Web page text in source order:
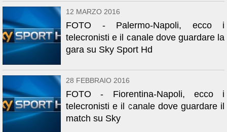
12 MARZO 2016
FOTO - Palermo-Napoli, ecco i
telecronisti e il canale dove guardare la
gara su Sky Sport Hd
28 FEBBRAIO 2016
FOTO - Fiorentina-Napoli, ecco i
telecronisti e il canale dove guardare il
match su Sky